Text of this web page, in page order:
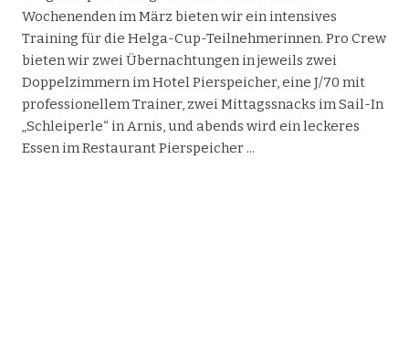
Wochenenden im März bieten wir ein intensives
Training für die Helga-Cup-Teilnehmerinnen. Pro Crew
bieten wir zwei Übernachtungen in jeweils zwei
Doppelzimmern im Hotel Pierspeicher, eine J/70 mit
professionellem Trainer, zwei Mittagssnacks im Sail-In
„Schleiperle“ in Arnis, und abends wird ein leckeres
Essen im Restaurant Pierspeicher